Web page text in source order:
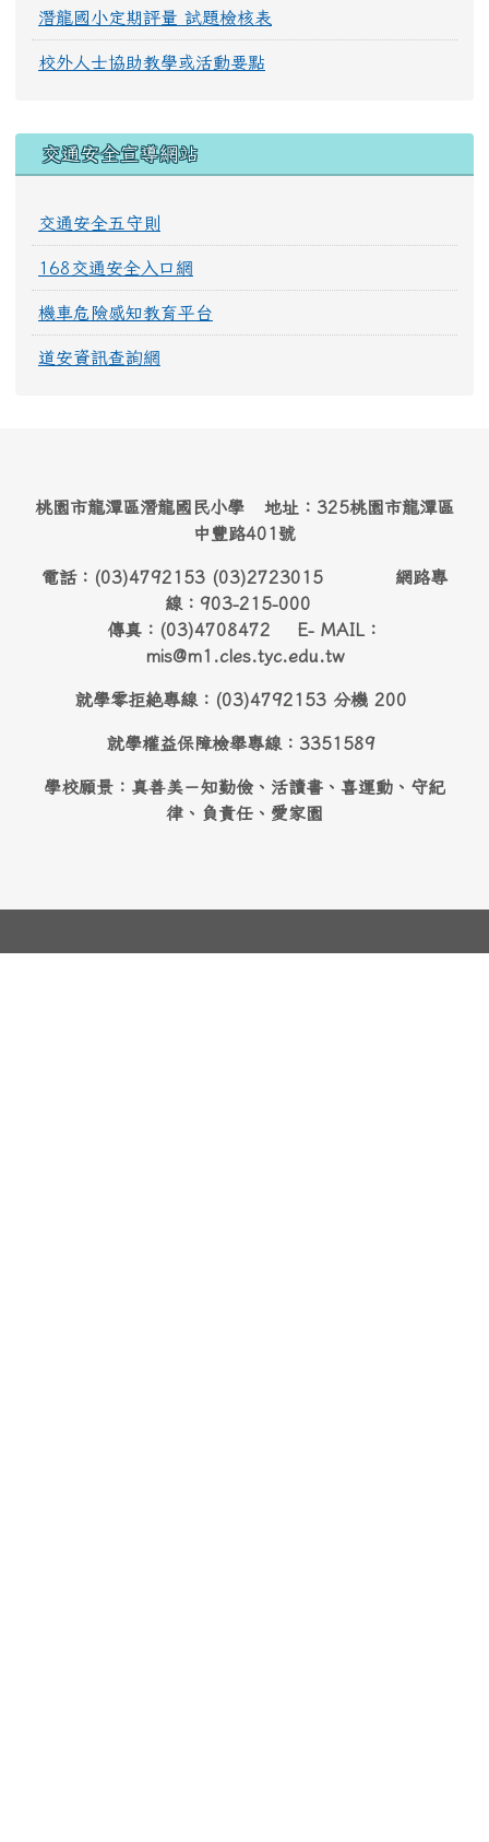
潛龍國小定期評量 試題檢核表
校外人士協助教學或活動要點
交通安全宣導網站
交通安全五守則
168交通安全入口網
機車危險感知教育平台
道安資訊查詢網
桃園市龍潭區潛龍國民小學 地址：325桃園市龍潭區
中豐路401號
電話：(03)4792153 (03)2723015 網路專
線：903-215-000
傳真：(03)4708472 E- MAIL：
mis@m1.cles.tyc.edu.tw
就學零拒絶專線：(03)4792153 分機 200
就學權益保障檢舉專線：3351589
學校願景：真善美－知勤儉、活讀書、喜運動、守紀
律、負責任、愛家園